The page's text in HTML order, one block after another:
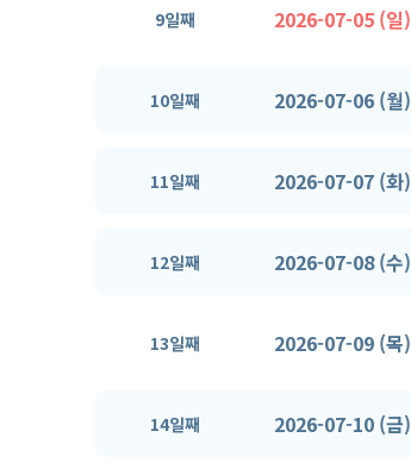
9일째 2026-07-05 (일)
10일째 2026-07-06 (월)
11일째 2026-07-07 (화)
12일째 2026-07-08 (수)
13일째 2026-07-09 (목)
14일째 2026-07-10 (금)